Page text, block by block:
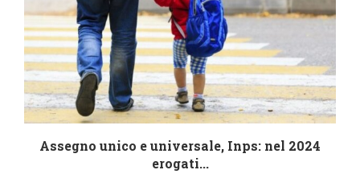
Assegno unico e universale, Inps: nel 2024
erogati...